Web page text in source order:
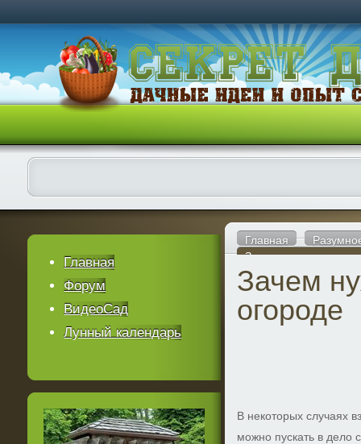
Главная
Зачем нужна соль на
Зачем
огороде
В некоторых случаях
можно пускать в
Главная
Форум
ВидеоСад
Лунный календарь